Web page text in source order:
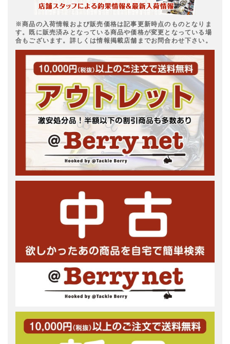
※商品の入荷情報および販売価格は記事更新時点のものとなりま
す。既に販売済みとなっている商品や価格が変更となっている場
合もございます。詳しくは情報掲載店舗までお問合わせ下さい。